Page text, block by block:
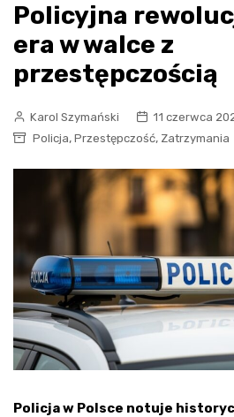
Policyjna
era w walce z
przestępczością
Karol Szymański
11 czerwca
Policja, Przestępczość, Zatrzymania
Policja w Polsce notuje